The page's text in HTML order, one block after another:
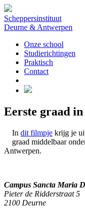
Scheppersinstituut
Deurne & Antwerpen
Onze school
Studierichtingen
Praktisch
Contact
Eerste graad in
In dit filmpje krijg je
graad middelbaar
Antwerpen.
Campus Sancta Maria
Pieter de Ridderstraat 5
2100 Deurne